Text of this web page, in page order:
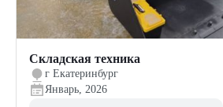
Складская техника
г Екатеринбург
Январь, 2026